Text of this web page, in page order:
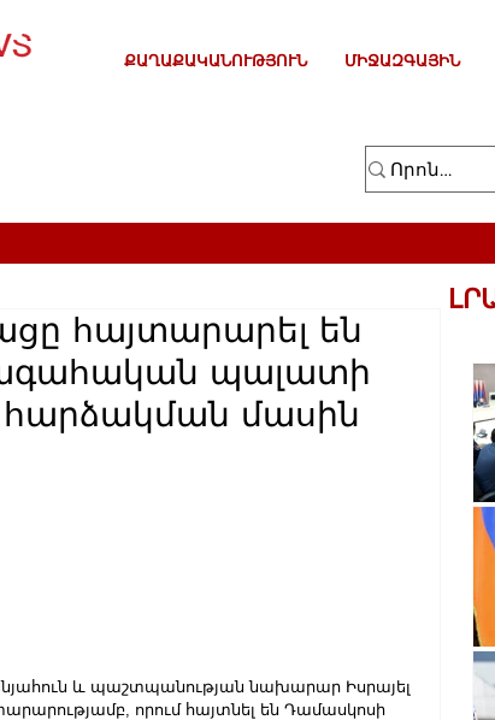
ՔԱՂԱՔԱԿԱՆՈՒԹՅՈՒՆ ՄԻՋԱԶԳԱՅԻՆ
հայտարարել են
պալատի
մասին
և պաշտպանության նախարար Իսրայել
որում հայտնել են Դամասկոսի